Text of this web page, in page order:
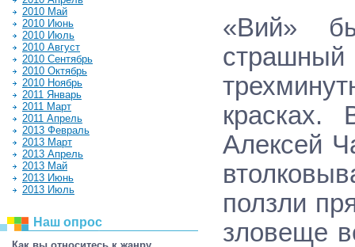
2010 Май
2010 Июнь
2010 Июль
2010 Август
2010 Сентябрь
2010 Октябрь
2010 Ноябрь
2011 Январь
2011 Март
2011 Апрель
2013 Февраль
2013 Март
2013 Апрель
2013 Май
2013 Июнь
2013 Июль
Наш опрос
«Вий»
Алексей
ползли
зловеще